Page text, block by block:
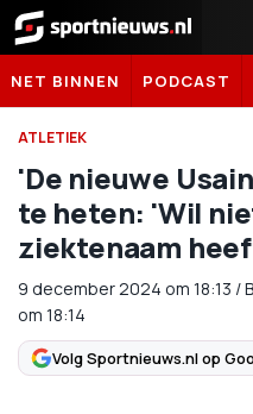
Sportnieuws.nl
NET BINNEN PODCAST
ATLETIEK
'De nieuwe
te heten: 'Wil
ziektenaam
9 december 2024 om 18:13 /
om 18:14
Volg Sportnieuws.nl op